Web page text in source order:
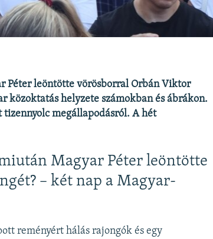
Péter leöntötte vörösborral Orbán Viktor
közoktatás helyzete számokban és ábrákon.
megállapodásról. A hét
Magyar Péter leöntötte
– két nap a Magyar-
reményért hálás rajongók és egy